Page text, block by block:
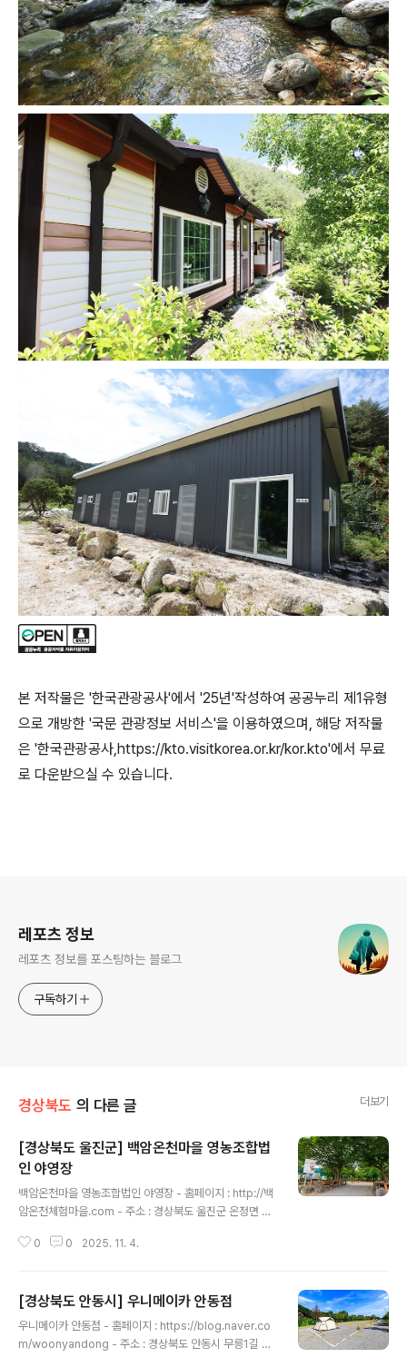
본 저작물은 '한국관광공사'에서 '25년'작성하여 공공누리 제1유형
으로 개방한 '국문 관광정보 서비스'을 이용하였으며, 해당 저작물
은 '한국관광공사,https://kto.visitkorea.or.kr/kor.kto'에서 무료
로 다운받으실 수 있습니다.
레포츠 정보
레포츠 정보를 포스팅하는 블로그
구독하기
경상북도 의 다른 글 더보기
[경상북도 울진군] 백암온천마을 영농조합법
인 야영장
백암온천마을 영농조합법인 야영장 - 홈페이지 : http://백
암온천체험마을.com - 주소 : 경상북도 울진군 온정면 온
진군 온정면 온정리에 자리 잡았다. 울진군청을 기점으로
안팎이다. 캠핑장에는 카라반 3대가 마련돼 있다. 내부에
는 침대, 냉난방기, 개수대, 화장실, 샤워실 등 일상생활이
가능할 정도의 시설이 완비돼 있다. 부대시설로는 식당, 야
0 0 2025. 11. 4.
[경상북도 안동시] 우니메이카 안동점
우니메이카 안동점 - 홈페이지 : https://blog.naver.co
m/woonyandong - 주소 : 경상북도 안동시 무릉1길 20